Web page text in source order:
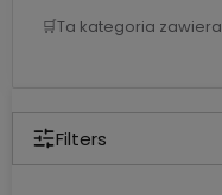
🛒Ta kategoria zawiera
Filters